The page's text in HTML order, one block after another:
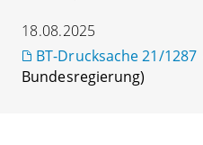
18.08.2025
BT-Drucksache 21/1287
Bundesregierung)